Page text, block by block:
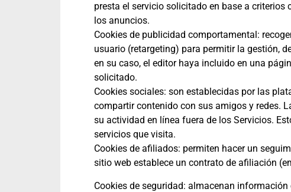
presta el servicio solicitado en base a
los anuncios.
Cookies de publicidad comportamental:
usuario (retargeting) para permitir la gestión,
en su caso, el editor haya incluido en una
solicitado.
Cookies sociales: son establecidas por las
compartir contenido con sus amigos y redes.
su actividad en línea fuera de los Servicios.
servicios que visita.
Cookies de afiliados: permiten hacer un
sitio web establece un contrato de afiliación
Cookies de seguridad: almacenan